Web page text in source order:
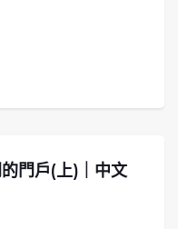
門戶(上)｜中文